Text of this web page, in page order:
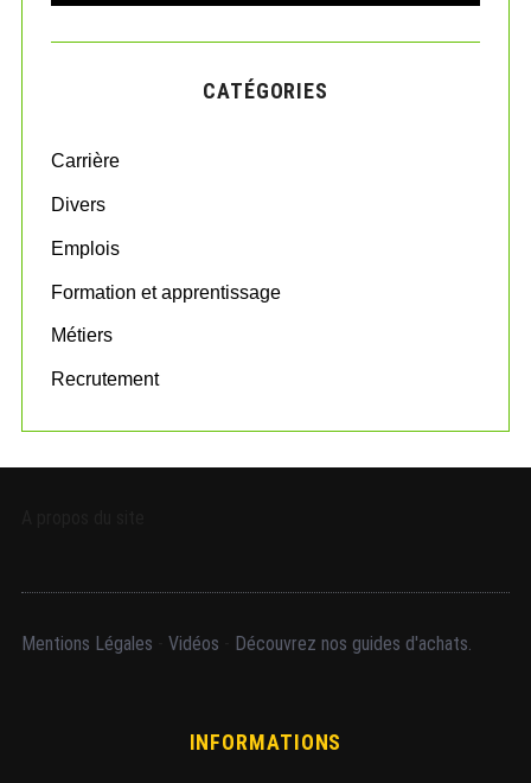
a
r
o
:
A
C
CATÉGORIES
Carrière
Divers
Emplois
Formation et apprentissage
Métiers
Recrutement
Mentions Légales Vidéos Découvrez nos guides d'achats.
INFORMATIONS